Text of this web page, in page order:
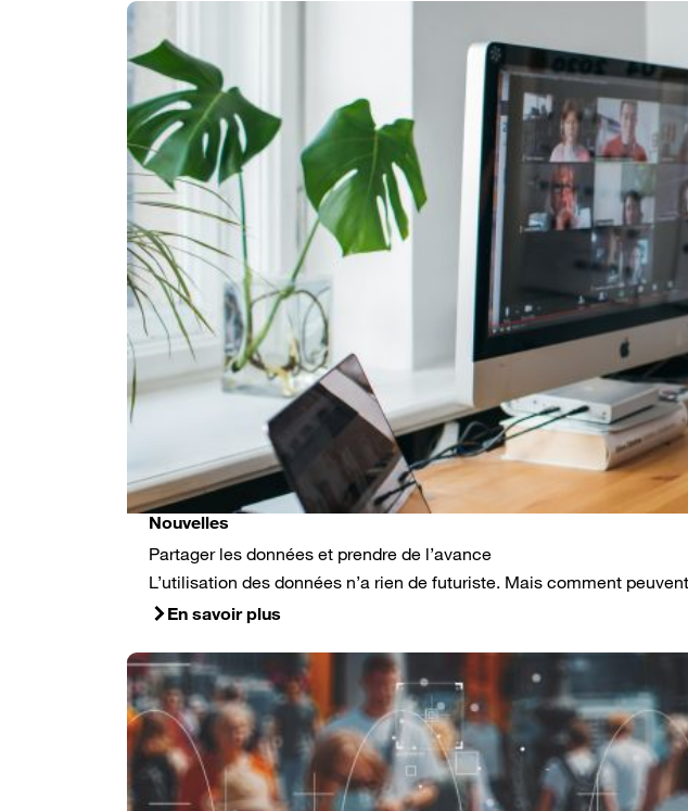
Nouvelles
Partager les données et prendre de l’avance
L’utilisation des données n’a rien de futuriste. Mais comment
En savoir plus